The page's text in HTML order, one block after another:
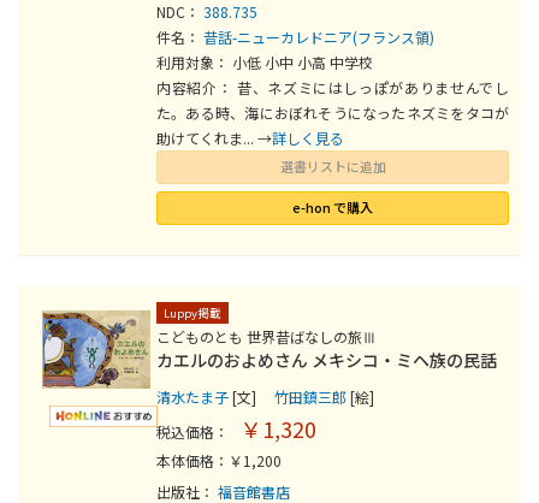
NDC： 388.735
件名： 昔話-ニューカレドニア(フランス領)
利用対象： 小低 小中 小高 中学校
内容紹介： 昔、ネズミにはしっぽがありませんでし
た。ある時、海におぼれそうになったネズミをタコが
助けてくれま... →詳しく見る
選書リストに追加
e-hon で購入
Luppy掲載
こどものとも 世界昔ばなしの旅Ⅲ
カエルのおよめさん メキシコ・ミヘ族の民話
清水たま子[文] 竹田鎮三郎 [絵]
税込価格：
￥1,320
本体価格：￥1,200
出版社： 福音館書店